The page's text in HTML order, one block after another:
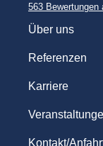
563 Bewertungen
Über uns
Referenzen
Karriere
Kontakt/